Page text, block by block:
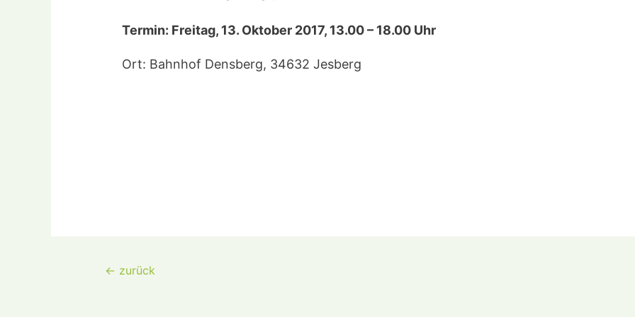
Termin: Freitag, 13. Oktober 2017, 13.00 – 18.00 Uhr
Ort: Bahnhof Densberg, 34632 Jesberg
Beitragsnavigation
← zurück